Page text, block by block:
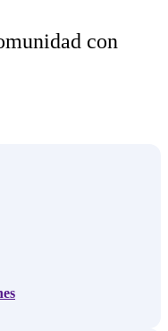
con